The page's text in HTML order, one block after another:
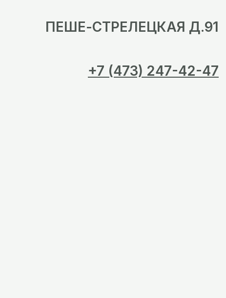
ПЕШЕ-СТРЕЛЕЦКАЯ Д.91
+7 (473) 247-42-47